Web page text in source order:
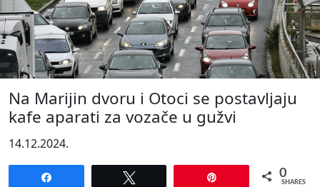
Na Marijin dvoru i Otoci se postavljaju
kafe aparati za vozače u gužvi
14.12.2024.
0
SHARES